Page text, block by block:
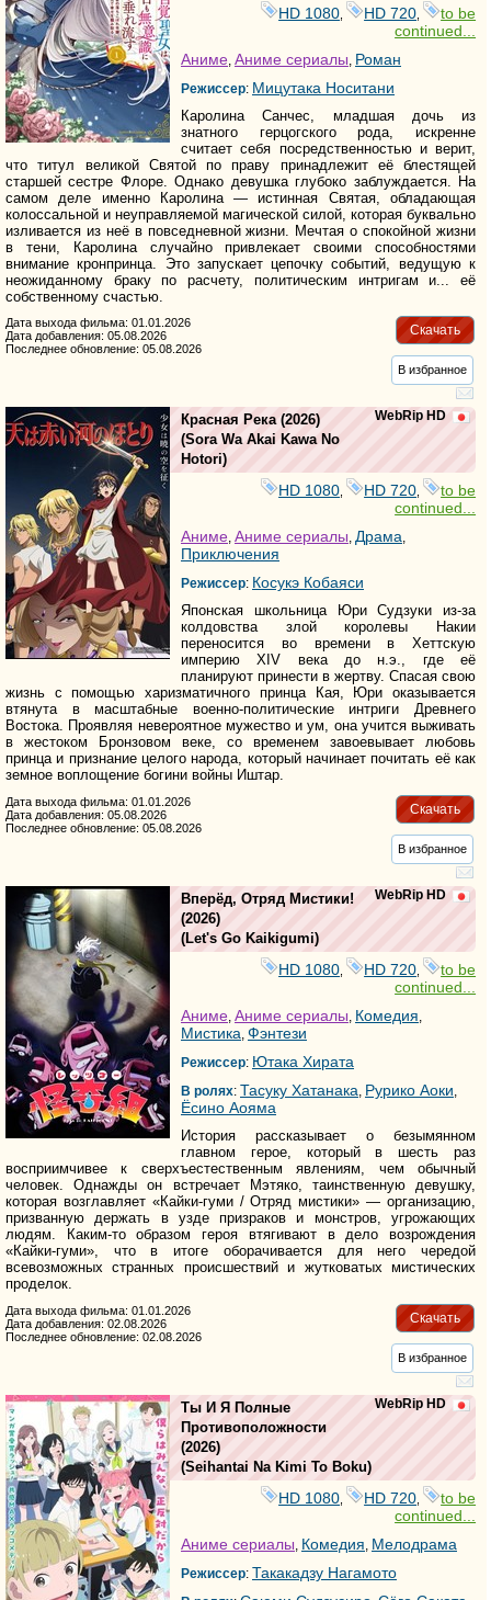
HD 1080 HD 720
to be
continued...
Аниме Аниме сериалы Роман
Режиссер: Мицутака Носитани
Каролина Санчес, младшая дочь из
знатного герцогского рода, искренне
считает себя посредственностью и верит,
что титул великой Святой по праву принадлежит её блестящей
старшей сестре Флоре. Однако девушка глубоко заблуждается. На
самом деле именно Каролина — истинная Святая, обладающая
колоссальной и неуправляемой магической силой, которая буквально
изливается из неё в повседневной жизни. Мечтая о спокойной жизни
в тени, Каролина случайно привлекает своими способностями
внимание кронпринца. Это запускает цепочку событий, ведущую к
неожиданному браку по расчету, политическим интригам и... её
собственному счастью.
Скачать
Дата выхода фильма: 01.01.2026
Дата добавления: 05.08.2026
Последнее обновление: 05.08.2026
В избранное
WebRip HD
Красная Река(2026)
(Sora Wa Akai Kawa No
Hotori)
HD 1080, HD 720,
to be
continued...
Аниме, Аниме сериалы, Драма,
Приключения
Режиссер: Косукэ Кобаяси
Японская школьница Юри Судзуки из-за
колдовства злой королевы Накии
переносится во времени в Хеттскую
империю XIV века до н.э., где её
планируют принести в жертву. Спасая свою
жизнь с помощью харизматичного принца Кая, Юри оказывается
втянута в масштабные военно-политические интриги Древнего
Востока. Проявляя невероятное мужество и ум, она учится выживать
в жестоком Бронзовом веке, со временем завоевывает любовь
принца и признание целого народа, который начинает почитать её как
земное воплощение богини войны Иштар.
Скачать
Дата выхода фильма: 01.01.2026
Дата добавления: 05.08.2026
Последнее обновление: 05.08.2026
В избранное
WebRip HD
Вперёд, Отряд Мистики!
(2026)
(Let's Go Kaikigumi)
HD 1080 HD 720
to be
continued...
Аниме, Аниме сериалы, Комедия,
Мистика, Фэнтези
Режиссер: Ютака Хирата
В ролях: Тасуку Хатанака, Рурико Аоки,
Ёсино Аояма
История рассказывает о безымянном
главном герое, который в шесть раз
восприимчивее к сверхъестественным явлениям, чем обычный
человек. Однажды он встречает Мэтяко, таинственную девушку,
которая возглавляет «Кайки-гуми / Отряд мистики» — организацию,
призванную держать в узде призраков и монстров, угрожающих
людям. Каким-то образом героя втягивают в дело возрождения
«Кайки-гуми», что в итоге оборачивается для него чередой
всевозможных странных происшествий и жутковатых мистических
проделок.
Скачать
Дата выхода фильма: 01.01.2026
Дата добавления: 02.08.2026
Последнее обновление: 02.08.2026
В избранное
WebRip HD
Ты И Я Полные
Противоположности
(2026)
(Seihantai Na Kimi To Boku)
HD 1080 HD 720
to be
continued...
Аниме сериалы, Комедия, Мелодрама
Режиссер: Такакадзу Нагамото